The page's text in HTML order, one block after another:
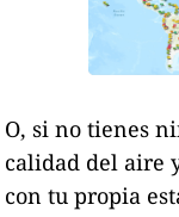
O, si no tienes
calidad del aire
con tu propia